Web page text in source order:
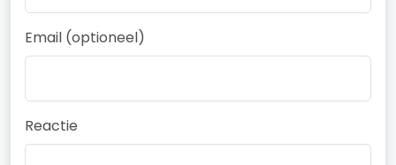
Email (optioneel)
Reactie